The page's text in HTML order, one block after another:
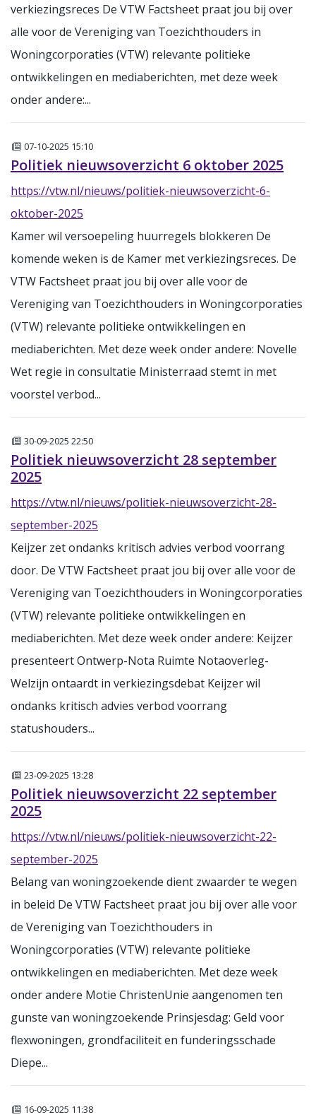
verkiezingsreces De VTW Factsheet praat jou bij over
alle voor de Vereniging van Toezichthouders in
Woningcorporaties (VTW) relevante politieke
ontwikkelingen en mediaberichten, met deze week
onder andere:...
Nieuws
07-10-2025 15:10
Politiek nieuwsoverzicht 6 oktober 2025
https://vtw.nl/nieuws/politiek-nieuwsoverzicht-6-
oktober-2025
Kamer wil versoepeling huurregels blokkeren De
komende weken is de Kamer met verkiezingsreces. De
VTW Factsheet praat jou bij over alle voor de
Vereniging van Toezichthouders in Woningcorporaties
(VTW) relevante politieke ontwikkelingen en
mediaberichten. Met deze week onder andere: Novelle
Wet regie in consultatie Ministerraad stemt in met
voorstel verbod...
Nieuws
30-09-2025 22:50
Politiek nieuwsoverzicht 28 september
2025
https://vtw.nl/nieuws/politiek-nieuwsoverzicht-28-
september-2025
Keijzer zet ondanks kritisch advies verbod voorrang
door. De VTW Factsheet praat jou bij over alle voor de
Vereniging van Toezichthouders in Woningcorporaties
(VTW) relevante politieke ontwikkelingen en
mediaberichten. Met deze week onder andere: Keijzer
presenteert Ontwerp-Nota Ruimte Notaoverleg-
Welzijn ontaardt in verkiezingsdebat Keijzer wil
ondanks kritisch advies verbod voorrang
statushouders...
Nieuws
23-09-2025 13:28
Politiek nieuwsoverzicht 22 september
2025
https://vtw.nl/nieuws/politiek-nieuwsoverzicht-22-
september-2025
Belang van woningzoekende dient zwaarder te wegen
in beleid De VTW Factsheet praat jou bij over alle voor
de Vereniging van Toezichthouders in
Woningcorporaties (VTW) relevante politieke
ontwikkelingen en mediaberichten. Met deze week
onder andere Motie ChristenUnie aangenomen ten
gunste van woningzoekende Prinsjesdag: Geld voor
flexwoningen, grondfaciliteit en funderingsschade
Diepe...
Nieuws
16-09-2025 11:38